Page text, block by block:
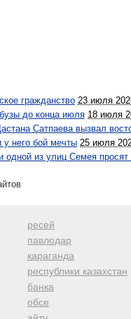
гражданство 23 июля
до конца июля 18 июля
Сатпаева вызвал
у него бой мечты 25 июля
одной из улиц Семея
ресей
павлодар
караганда
республики казахстан
банка
обсе